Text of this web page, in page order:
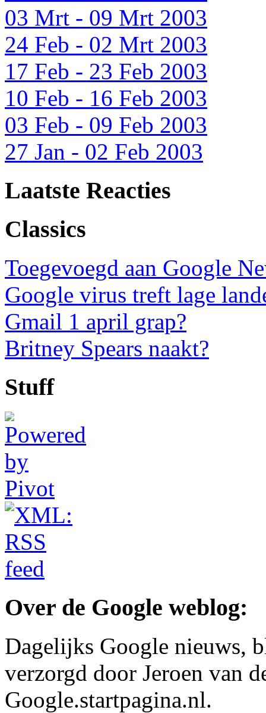
03 Mrt - 09 Mrt 2003
24 Feb - 02 Mrt 2003
17 Feb - 23 Feb 2003
10 Feb - 16 Feb 2003
03 Feb - 09 Feb 2003
27 Jan - 02 Feb 2003
Laatste Reacties
Classics
Toegevoegd aan Google
Google virus treft lage
Gmail 1 april grap?
Britney Spears naakt?
Stuff
Over de Google weblog:
Dagelijks Google nieuws,
verzorgd door Jeroen van
Google.startpagina.nl.